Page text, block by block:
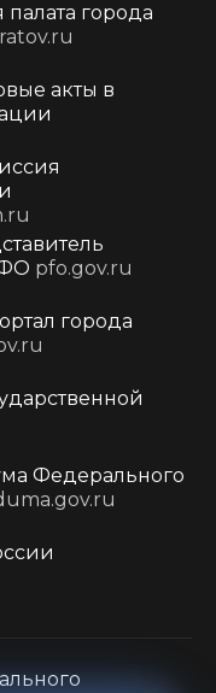
палата города
акты в
pfo.gov.ru
города
Федерального